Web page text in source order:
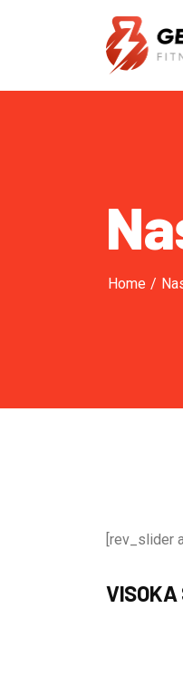
Home /
[rev_slider
VISOKA